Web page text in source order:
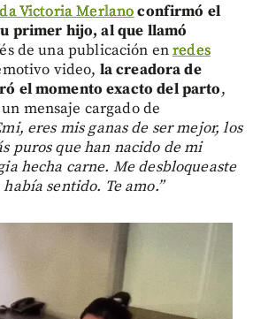
Victoria Merlano confirmó el
primer hijo, al que llamó
de una publicación enredes
video, la creadora de
el momento exacto del parto,
mensaje cargado de
eres mis ganas de ser mejor, los
puros que han nacido de mi
hecha carne. Me desbloqueaste
sentido. Te amo.”